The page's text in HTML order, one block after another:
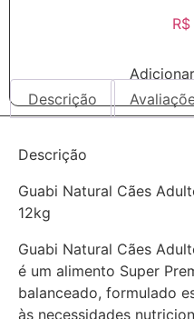
R$
Descrição
Descrição
Guabi Natural Cães
12kg
Guabi Natural Cães
é um alimento Super
balanceado, formulado
às necessidades